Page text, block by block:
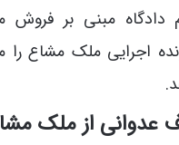
مبنی بر فروش
اجرایی ملک مشاع را
عدوانی از ملک